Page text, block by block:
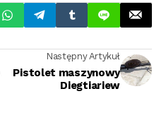
Następny Artykuł
Pistolet maszynowy
Diegtiariew